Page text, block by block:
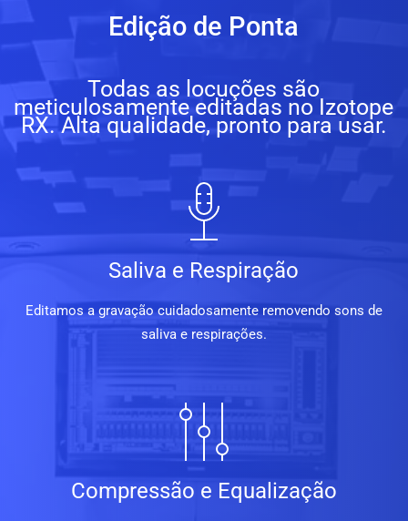
Edição de Ponta
Todas as locuções são
meticulosamente editadas no Izotope
RX. Alta qualidade, pronto para usar.
Saliva e Respiração
Editamos a gravação cuidadosamente removendo sons de
saliva e respirações.
Compressão e Equalização